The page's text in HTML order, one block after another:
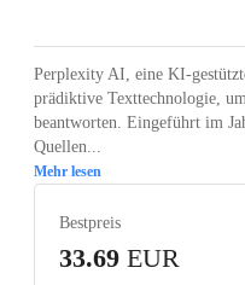
Perplexity AI, eine KI-
prädiktive Texttechnologie,
beantworten. Eingeführt im
Quellen...
Mehr lesen
Bestpreis
33.69 EUR